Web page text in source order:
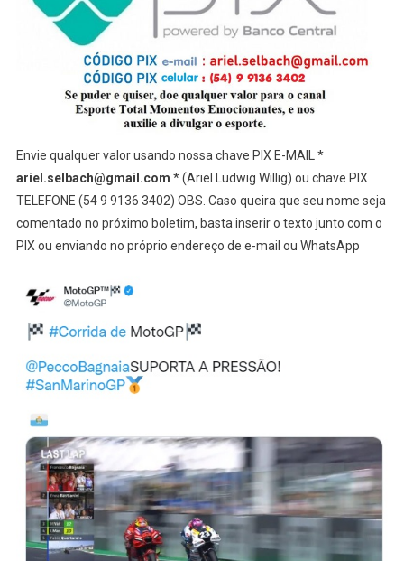
Envie qualquer valor usando nossa chave PIX E-MAIL *
ariel.selbach@gmail.com * (Ariel Ludwig Willig) ou chave PIX
TELEFONE (54 9 9136 3402) OBS. Caso queira que seu nome seja
comentado no próximo boletim, basta inserir o texto junto com o
PIX ou enviando no próprio endereço de e-mail ou WhatsApp